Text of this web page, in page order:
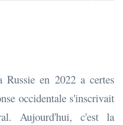
en 2022 a certes
occidentale s'inscrivait
Aujourd'hui, c'est la